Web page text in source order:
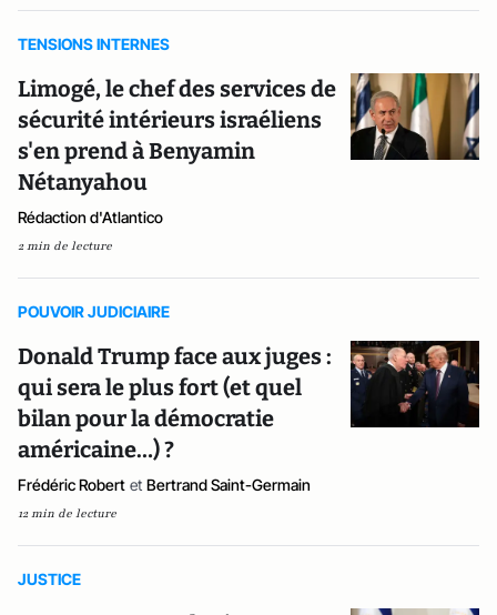
TENSIONS INTERNES
Limogé, le chef des services de
sécurité intérieurs israéliens
s'en prend à Benyamin
Nétanyahou
Rédaction d'Atlantico
2 min de lecture
POUVOIR JUDICIAIRE
Donald Trump face aux juges :
qui sera le plus fort (et quel
bilan pour la démocratie
américaine…) ?
Frédéric Robert et Bertrand Saint-Germain
12 min de lecture
JUSTICE